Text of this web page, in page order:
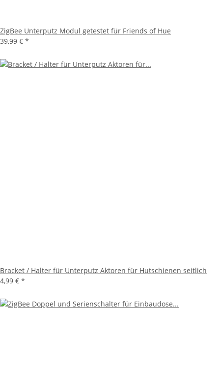
ZigBee Unterputz Modul getestet für Friends of Hue
39,99 € *
Bracket / Halter für Unterputz Aktoren für Hutschienen seitlich
4,99 € *